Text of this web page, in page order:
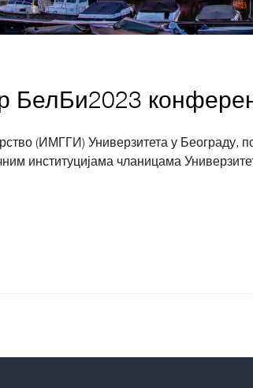
БелБи2023
(ИМГГИ) Универзитета у Београду,
институцијама чланицама